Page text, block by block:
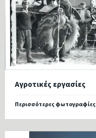
Αγροτικές εργασίες
Περισσότερες φωτογραφίες